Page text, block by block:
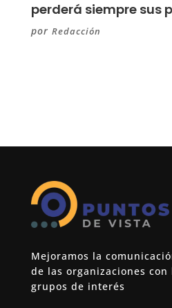
perderá siempre sus
por Redacción
Mejoramos la
de las organizaciones con
grupos de interés